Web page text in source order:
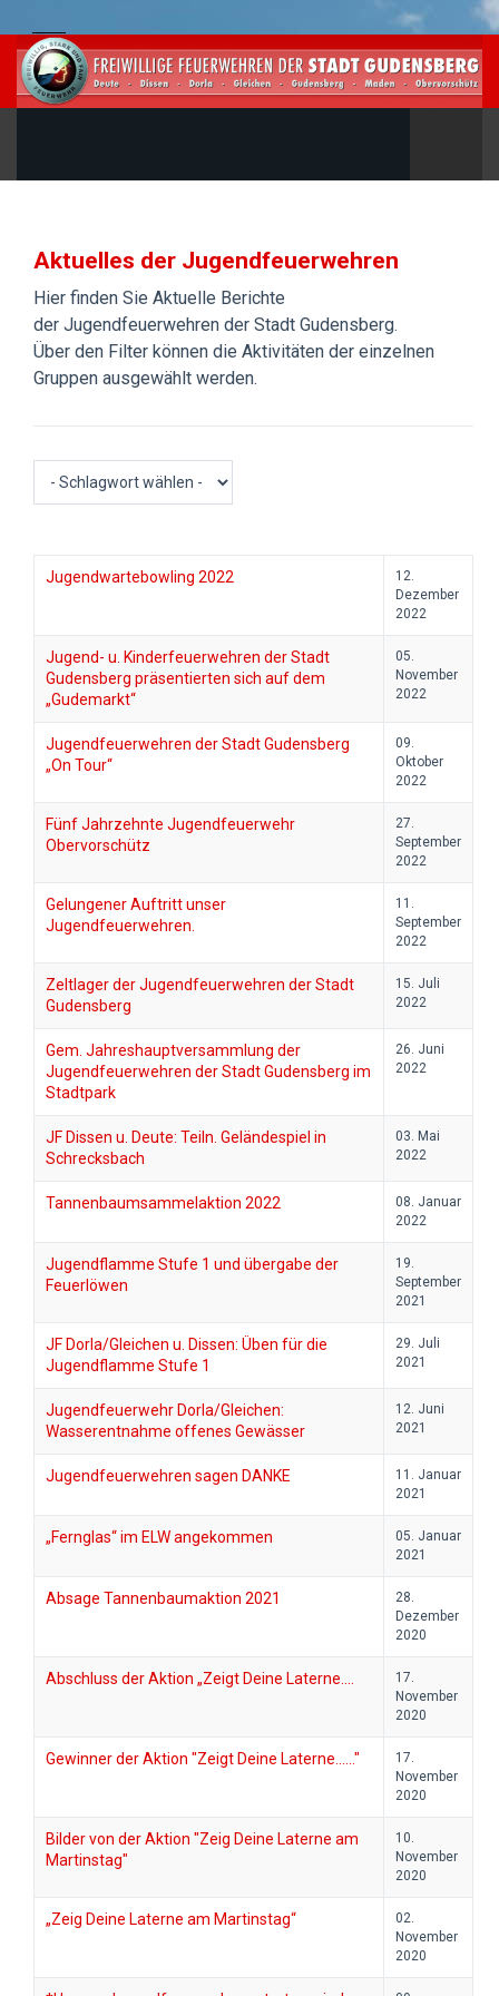
Aktuelles der Jugendfeuerwehren
Hier finden Sie Aktuelle Berichte
der Jugendfeuerwehren der Stadt Gudensberg.
Über den Filter können die Aktivitäten der einzelnen
Gruppen ausgewählt werden.
Jugendwartebowling 2022
12.
Dezember
2022
Jugend- u. Kinderfeuerwehren der Stadt
Gudensberg präsentierten sich auf dem
„Gudemarkt“
05.
November
2022
Jugendfeuerwehren der Stadt Gudensberg
„On Tour“
09.
Oktober
2022
Fünf Jahrzehnte Jugendfeuerwehr
Obervorschütz
27.
September
2022
Gelungener Auftritt unser
Jugendfeuerwehren.
11.
September
2022
Zeltlager der Jugendfeuerwehren der Stadt
Gudensberg
15. Juli
2022
Gem. Jahreshauptversammlung der
Jugendfeuerwehren der Stadt Gudensberg im
Stadtpark
26. Juni
2022
JF Dissen u. Deute: Teiln. Geländespiel in
Schrecksbach
03. Mai
2022
Tannenbaumsammelaktion 2022
08. Januar
2022
Jugendflamme Stufe 1 und übergabe der
Feuerlöwen
19.
September
2021
JF Dorla/Gleichen u. Dissen: Üben für die
Jugendflamme Stufe 1
29. Juli
2021
Jugendfeuerwehr Dorla/Gleichen:
Wasserentnahme offenes Gewässer
12. Juni
2021
Jugendfeuerwehren sagen DANKE
11. Januar
2021
„Fernglas“ im ELW angekommen
05. Januar
2021
Absage Tannenbaumaktion 2021
28.
Dezember
2020
Abschluss der Aktion „Zeigt Deine Laterne….
17.
November
2020
Gewinner der Aktion "Zeigt Deine Laterne......"
17.
November
2020
Bilder von der Aktion "Zeig Deine Laterne am
Martinstag"
10.
November
2020
„Zeig Deine Laterne am Martinstag“
02.
November
2020